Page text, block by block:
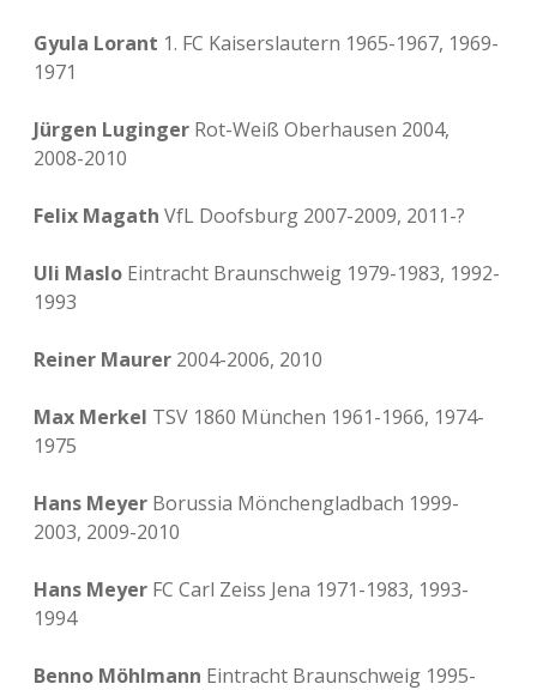
Gyula Lorant 1. FC Kaiserslautern 1965-1967, 1969-
1971
Jürgen Luginger Rot-Weiß Oberhausen 2004,
2008-2010
Felix Magath VfL Doofsburg 2007-2009, 2011-?
Uli Maslo Eintracht Braunschweig 1979-1983, 1992-
1993
Reiner Maurer 2004-2006, 2010
Max Merkel TSV 1860 München 1961-1966, 1974-
1975
Hans Meyer Borussia Mönchengladbach 1999-
2003, 2009-2010
Hans Meyer FC Carl Zeiss Jena 1971-1983, 1993-
1994
Benno Möhlmann Eintracht Braunschweig 1995-